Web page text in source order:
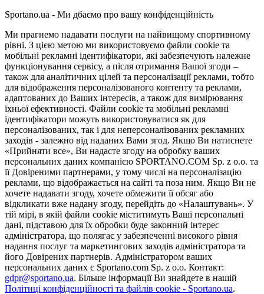
Sportano.ua - Ми дбаємо про вашу конфіденційність
Ми прагнемо надавати послуги на найвищому спортивному
рівні. З цією метою ми використовуємо файли cookie та
мобільні рекламні ідентифікатори, які забезпечують належне
функціонування сервісу, а після отримання Вашої згоди –
також для аналітичних цілей та персоналізації реклами, тобто
для відображення персоналізованого контенту та реклами,
адаптованих до Ваших інтересів, а також для вимірювання
їхньої ефективності. Файли cookie та мобільні рекламні
ідентифікатори можуть використовуватися як для
персоналізованих, так і для неперсоналізованих рекламних
заходів - залежно від наданих Вами згод. Якщо Ви натиснете
«Прийняти все», Ви надасте згоду на обробку ваших
персональних даних компанією SPORTANO.COM Sp. z o.o. та
її Довіреними партнерами, у тому числі на персоналізацію
реклами, що відображається на сайті та поза ним. Якщо Ви не
хочете надавати згоду, хочете обмежити її обсяг або
відкликати вже надану згоду, перейдіть до «Налаштувань». У
тій мірі, в якій файли cookie міститимуть Ваші персональні
дані, підставою для їх обробки буде законний інтерес
адміністратора, що полягає у забезпеченні високого рівня
надання послуг та маркетингових заходів адміністратора та
його Довірених партнерів. Адміністратором ваших
персональних даних є Sportano.com Sp. z o.o. Контакт:
gdpr@sportano.ua. Більше інформації Ви знайдете в нашій
Політиці конфіденційності та файлів cookie - Sportano.ua.